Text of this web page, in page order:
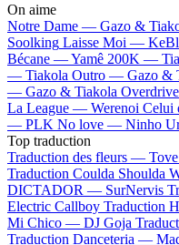
On aime
Notre Dame — Gazo &
Soolking Laisse Moi —
Bécane —Yamê 200K —
— Tiakola Outro — Gazo &
— Gazo & Tiakola
La League — Werenoi Celui
— PLK No love — Ninho
Top traduction
Traduction des fleurs —
Traduction Coulda Shoulda
DICTADOR — SurNervis
Electric Callboy Traduction
Mi Chico — DJ Goja
Traduction Danceteria —